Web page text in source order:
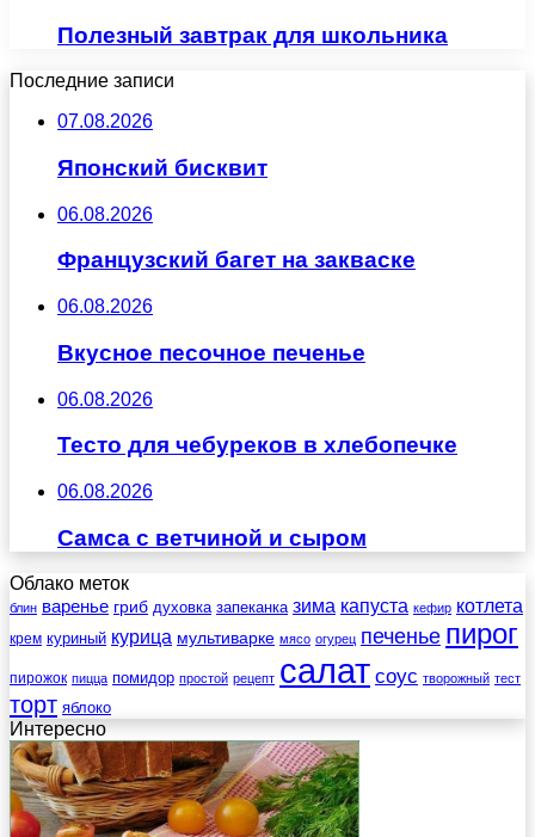
Полезный завтрак для школьника
Последние записи
07.08.2026
Японский бисквит
06.08.2026
Французский багет на закваске
06.08.2026
Вкусное песочное печенье
06.08.2026
Тесто для чебуреков в хлебопечке
06.08.2026
Самса с ветчиной и сыром
Облако меток
блин варенье гриб духовка запеканка зима капуста кефир котлета
крем куриный курица мультиварке мясо огурец печенье пирог
пирожок пицца помидор простой рецепт салат соус творожный тест
торт яблоко
Интересно